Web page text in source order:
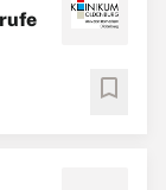
bookmark